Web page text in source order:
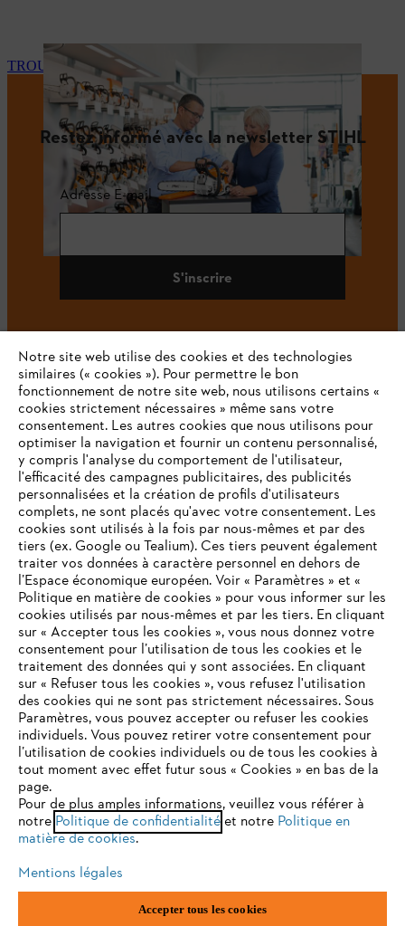
TROUVEZ VOTRE REVENDEUR STIHL
Restez informé avec la newsletter STIHL
Adresse E-mail
S'inscrire
#STIHL
L'Entreprise
STIHL FAQ
Contact
Politique de protection des données
Mentions légales Utilisation des cookies
ANDREAS STIHL NV, Veurtstraat 117, 2870 Puurs-Sint-Amands,
VOTRE NAVIGATEUR INTERNET
N'EST PLUS PRIS EN CHARGE
Vous utilisez un navigateur Internet que nous ne prenons plus
en charge, et certaines fonctionnalités de notre site ne
peuvent fonctionner correctement. Pour une utilisation
optimale de notre site, nous vous recommandons de passer à
l'un des navigateurs suivants :
firefox chrome
Notre site web utilise des cookies et des technologies
similaires (« cookies »). Pour permettre le bon
fonctionnement de notre site web, nous utilisons certains «
cookies strictement nécessaires » même sans votre
consentement. Les autres cookies que nous utilisons pour
optimiser la navigation et fournir un contenu personnalisé,
y compris l'analyse du comportement de l'utilisateur,
l'efficacité des campagnes publicitaires, des publicités
personnalisées et la création de profils d'utilisateurs
complets, ne sont placés qu'avec votre consentement. Les
cookies sont utilisés à la fois par nous-mêmes et par des
tiers (ex. Google ou Tealium). Ces tiers peuvent également
traiter vos données à caractère personnel en dehors de
l’Espace économique européen. Voir « Paramètres » et «
Politique en matière de cookies » pour vous informer sur les
cookies utilisés par nous-mêmes et par les tiers. En cliquant
sur « Accepter tous les cookies », vous nous donnez votre
consentement pour l’utilisation de tous les cookies et le
traitement des données qui y sont associées. En cliquant
sur « Refuser tous les cookies », vous refusez l'utilisation
des cookies qui ne sont pas strictement nécessaires. Sous
Paramètres, vous pouvez accepter ou refuser les cookies
individuels. Vous pouvez retirer votre consentement pour
l’utilisation de cookies individuels ou de tous les cookies à
tout moment avec effet futur sous « Cookies » en bas de la
page.
Pour de plus amples informations, veuillez vous référer à
notre Politique de confidentialitéet notre Politique en
matière de cookies.
Mentions légales
Accepter tous les cookies